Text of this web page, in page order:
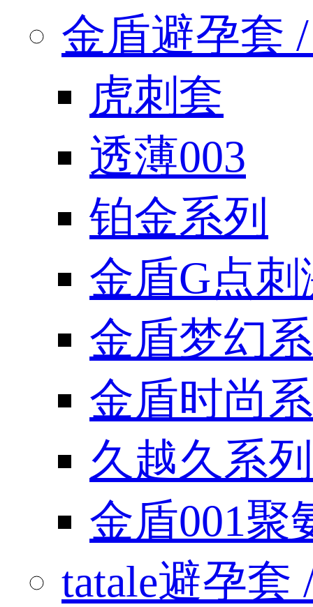
金盾避孕套
虎刺套
透薄003
铂金系列
金盾G点
金盾梦幻
金盾时尚
久越久系列
金盾001聚
tatale避孕套